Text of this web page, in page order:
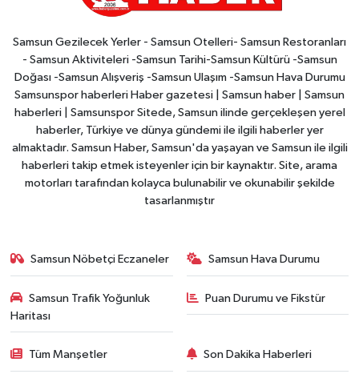
Samsun Gezilecek Yerler - Samsun Otelleri- Samsun Restoranları
- Samsun Aktiviteleri -Samsun Tarihi-Samsun Kültürü -Samsun
Doğası -Samsun Alışveriş -Samsun Ulaşım -Samsun Hava Durumu
Samsunspor haberleri Haber gazetesi | Samsun haber | Samsun
haberleri | Samsunspor Sitede, Samsun ilinde gerçekleşen yerel
haberler, Türkiye ve dünya gündemi ile ilgili haberler yer
almaktadır. Samsun Haber, Samsun'da yaşayan ve Samsun ile ilgili
haberleri takip etmek isteyenler için bir kaynaktır. Site, arama
motorları tarafından kolayca bulunabilir ve okunabilir şekilde
tasarlanmıştır
Samsun Nöbetçi Eczaneler Samsun Hava Durumu
Samsun Trafik Yoğunluk
Haritası
Puan Durumu ve Fikstür
Tüm Manşetler Son Dakika Haberleri